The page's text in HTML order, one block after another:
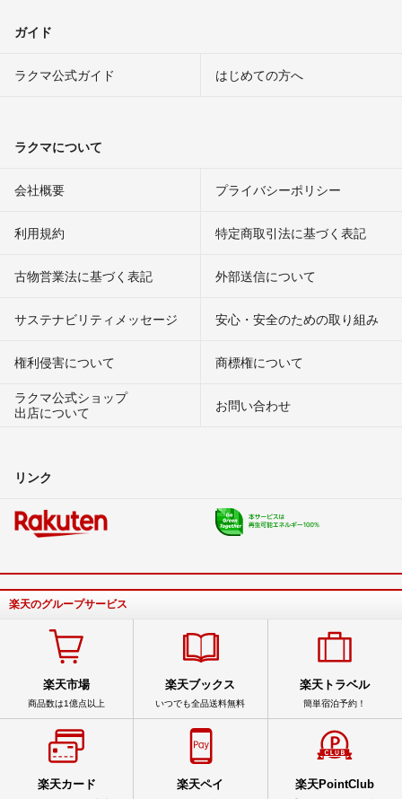
ガイド
ラクマ公式ガイド はじめての方へ
ラクマについて
会社概要 プライバシーポリシー
利用規約 特定商取引法に基づく表記
古物営業法に基づく表記 外部送信について
サステナビリティメッセージ 安心・安全のための取り組み
権利侵害について
商標権について
ラクマ公式ショップ
出店について
お問い合わせ
リンク
楽天のグループサービス
楽天市場
商品数は1億点以上
楽天ブックス
いつでも全品送料無料
楽天トラベル
簡単宿泊予約！
楽天カード 楽天ペイ 楽天PointClub